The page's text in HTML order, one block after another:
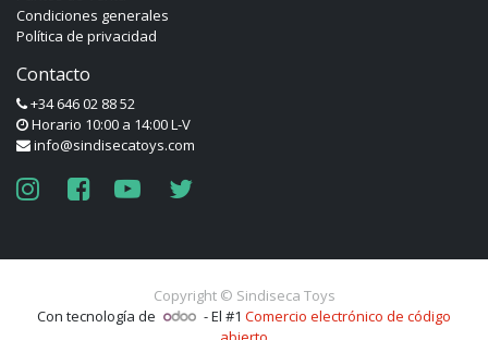
Condiciones generales
Política de privacidad
Contacto
+34 646 02 88 52
Horario 10:00 a 14:00 L-V
info@sindisecatoys.com
Copyright © Sindiseca Toys
Con tecnología de
- El #1 Comercio electrónico de código